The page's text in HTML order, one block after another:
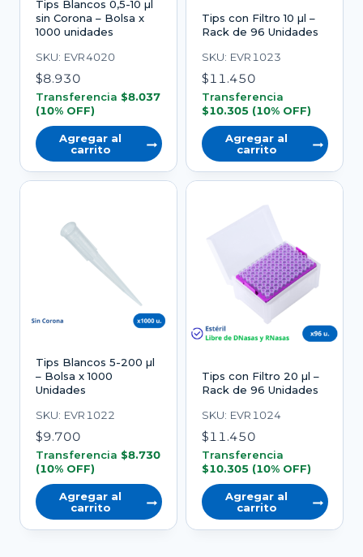
Tips Blancos 0,5-10 µl
sin Corona – Bolsa x
1000 unidades
SKU: EVR4020
$8.930
Transferencia $8.037
(10% OFF)
Agregar al
carrito
Tips con Filtro 10 µl –
Rack de 96 Unidades
SKU: EVR1023
$11.450
Transferencia
$10.305 (10% OFF)
Agregar al
carrito
Tips Blancos 5-200 µl
– Bolsa x 1000
Unidades
SKU: EVR1022
$9.700
Transferencia $8.730
(10% OFF)
Agregar al
carrito
Tips con Filtro 20 µl –
Rack de 96 Unidades
SKU: EVR1024
$11.450
Transferencia
$10.305 (10% OFF)
Agregar al
carrito